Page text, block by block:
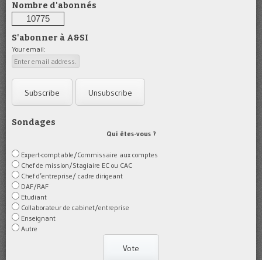
Nombre d'abonnés
10775
S'abonner à A&SI
Your email:
Sondages
Qui êtes-vous ?
Expert-comptable/Commissaire aux comptes
Chef de mission/Stagiaire EC ou CAC
Chef d’entreprise/ cadre dirigeant
DAF/RAF
Etudiant
Collaborateur de cabinet/entreprise
Enseignant
Autre